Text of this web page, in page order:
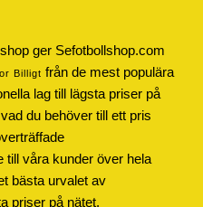
ger Sefotbollshop.com
Billigt från de mest populära
lag till lägsta priser på
du behöver till ett pris
till våra kunder över hela
bästa urvalet av
priser på nätet.